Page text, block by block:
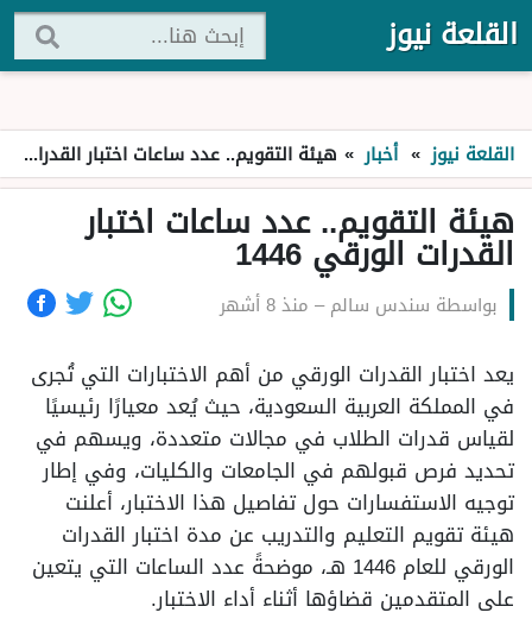
القلعة نيوز
القلعة نيوز » أخبار » هيئة التقويم.. عدد ساعات اختبار القدرات الورقي 1446
هيئة التقويم.. عدد ساعات اختبار
القدرات الورقي 1446
بواسطة سندس سالم– منذ 8 أشهر
يعد اختبار القدرات الورقي من أهم الاختبارات التي تُجرى
في المملكة العربية السعودية، حيث يُعد معيارًا رئيسيًا
لقياس قدرات الطلاب في مجالات متعددة، ويسهم في
تحديد فرص قبولهم في الجامعات والكليات، وفي إطار
توجيه الاستفسارات حول تفاصيل هذا الاختبار، أعلنت
هيئة تقويم التعليم والتدريب عن مدة اختبار القدرات
الورقي للعام 1446 هـ، موضحةً عدد الساعات التي يتعين
على المتقدمين قضاؤها أثناء أداء الاختبار.